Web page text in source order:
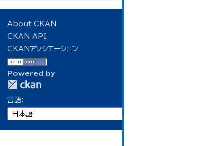
About CKAN
CKAN API
CKANアソシエーション
Powered by
言語